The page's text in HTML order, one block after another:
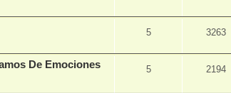
5 3263
De Emociones
5 2194